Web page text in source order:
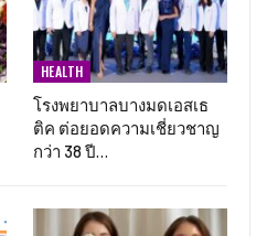
HEALTH
โรงพยาบาลบางมดเอสเธ
ติค ต่อยอดความเชี่ยวชาญ
กว่า 38 ปี…